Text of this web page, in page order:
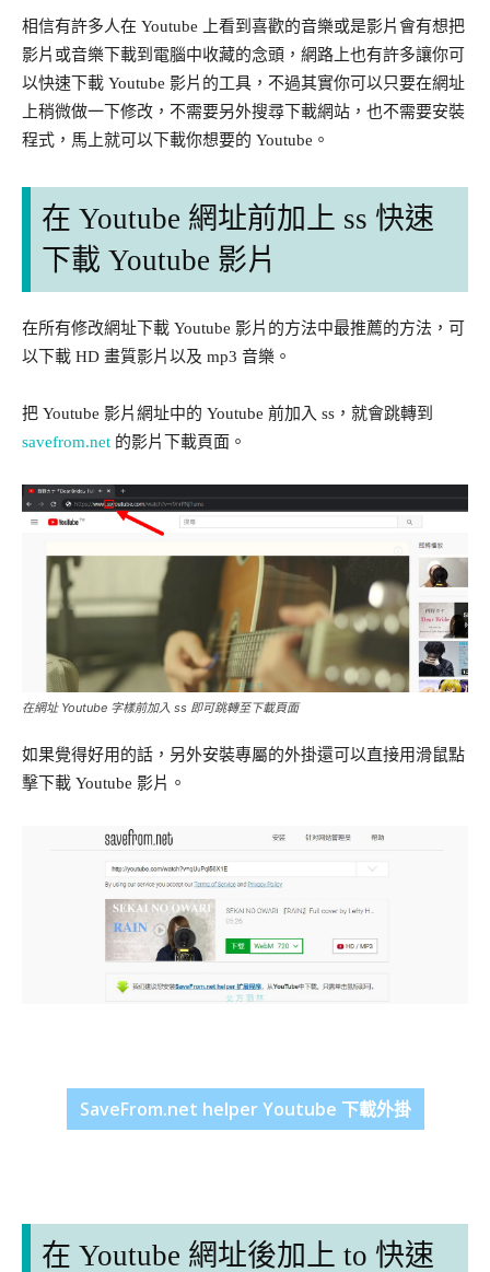
相信有許多人在 Youtube 上看到喜歡的音樂或是影片會有想把
影片或音樂下載到電腦中收藏的念頭，網路上也有許多讓你可
以快速下載 Youtube 影片的工具，不過其實你可以只要在網址
上稍微做一下修改，不需要另外搜尋下載網站，也不需要安裝
程式，馬上就可以下載你想要的 Youtube。
在 Youtube 網址前加上 ss 快速
下載 Youtube 影片
在所有修改網址下載 Youtube 影片的方法中最推薦的方法，可
以下載 HD 畫質影片以及 mp3 音樂。
把 Youtube 影片網址中的 Youtube 前加入 ss，就會跳轉到
savefrom.net 的影片下載頁面。
在網址 Youtube 字樣前加入 ss 即可跳轉至下載頁面
如果覺得好用的話，另外安裝專屬的外掛還可以直接用滑鼠點
擊下載 Youtube 影片。
SaveFrom.net helper Youtube 下載外掛
在 Youtube 網址後加上 to 快速